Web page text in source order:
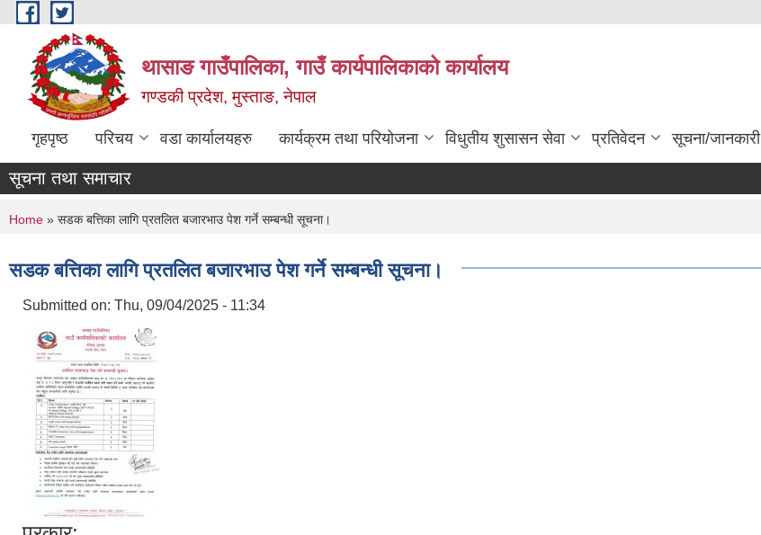
Skip to main content
थासाङ गाउँपालिका, गाउँ कार्यपालिकाको कार्यालय
गण्डकी प्रदेश, मुस्ताङ, नेपाल
गृहपृष्ठ परिचय वडा कार्यालयहरु कार्यक्रम तथा परियोजना विधुतीय शुसासन सेवा प्रतिवेदन सूचना/जानकारी
सूचना तथा समाचार
You are here
Home » सडक बत्तिका लागि प्रतलित बजारभाउ पेश गर्ने सम्बन्धी सूचना।
सडक बत्तिका लागि प्रतलित बजारभाउ पेश गर्ने सम्बन्धी सूचना।
Submitted on: Thu, 09/04/2025 - 11:34